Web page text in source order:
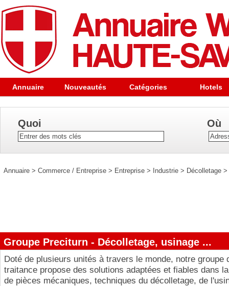
Annuaire Nouveautés Catégories Hotels
Quoi Où
Annuaire > Commerce / Entreprise > Entreprise > Industrie > Décolletage >
Groupe Preciturn - Décolletage, usinage ...
Doté de plusieurs unités à travers le monde, notre groupe
traitance propose des solutions adaptées et fiables dans
de pièces mécaniques, techniques du décolletage, de